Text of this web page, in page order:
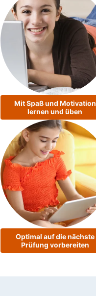
Mit Spaß und Motivation
lernen und üben
Optimal auf die nächste
Prüfung vorbereiten